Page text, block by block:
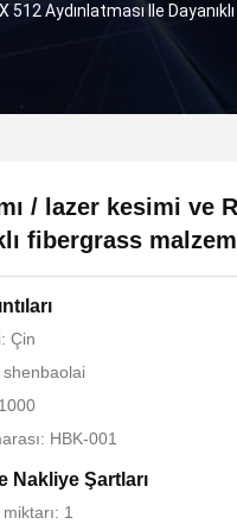
512 Aydınlatması Ile
/ lazer kesimi ve
fibergrass
Çin
shenbaolai
HBK-001
Nakliye Şartları
1